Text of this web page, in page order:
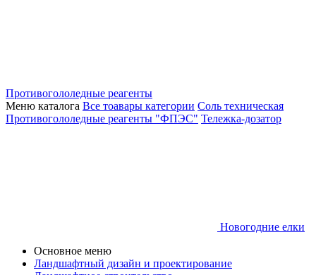
Противогололедные реагенты
Меню каталога Все тоавары категории Соль техническая
Противогололедные реагенты "ФПЭС" Тележка-дозатор
Новогодние елки
Основное меню
Ландшафтный дизайн и проектирование